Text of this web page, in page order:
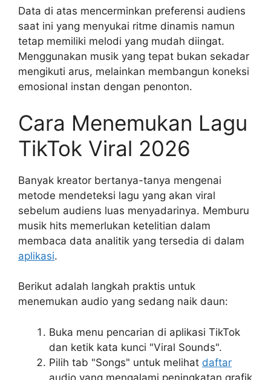
Data di atas mencerminkan preferensi audiens
saat ini yang menyukai ritme dinamis namun
tetap memiliki melodi yang mudah diingat.
Menggunakan musik yang tepat bukan sekadar
mengikuti arus, melainkan membangun koneksi
emosional instan dengan penonton.
Cara Menemukan Lagu
TikTok Viral 2026
Banyak kreator bertanya-tanya mengenai
metode mendeteksi lagu yang akan viral
sebelum audiens luas menyadarinya. Memburu
musik hits memerlukan ketelitian dalam
membaca data analitik yang tersedia di dalam
aplikasi.
Berikut adalah langkah praktis untuk
menemukan audio yang sedang naik daun:
Buka menu pencarian di aplikasi TikTok
dan ketik kata kunci "Viral Sounds".
Pilih tab "Songs" untuk melihat daftar
audio yang mengalami peningkatan grafik